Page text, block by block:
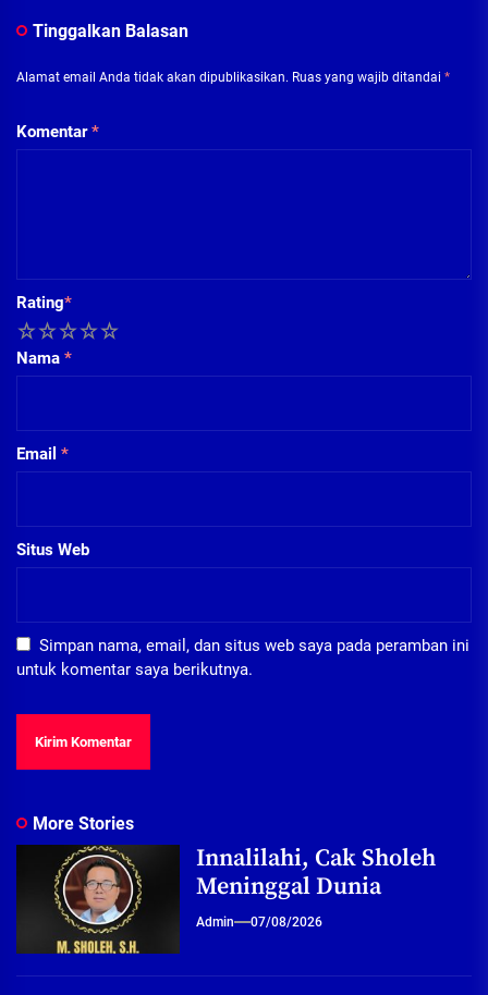
Tinggalkan Balasan
Alamat email Anda tidak akan dipublikasikan. Ruas yang wajib ditandai *
Komentar*
Rating*
5
4
3
2
Nama *
Email *
Situs Web
Simpan nama, email, dan situs web saya pada peramban ini
untuk komentar saya berikutnya.
More Stories
Innalilahi, Cak Sholeh
Meninggal Dunia
Admin 07/08/2026